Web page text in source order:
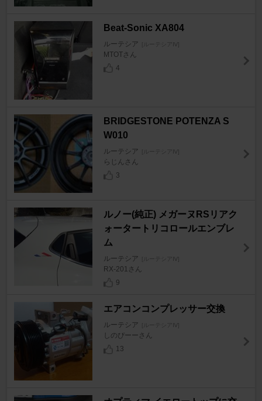
Beat-Sonic XA804
ルーテシア [ルーテシアⅣ]
MTOTさん
4
BRIDGESTONE POTENZA S
W010
ルーテシア [ルーテシアⅣ]
らじんさん
3
ルノー(純正) メガーヌRSリアク
ォータートリコロールエンブレ
ム
ルーテシア [ルーテシアⅣ]
RX-201さん
9
エアコンコンプレッサー交換
ルーテシア [ルーテシアⅣ]
しのぴーーさん
13